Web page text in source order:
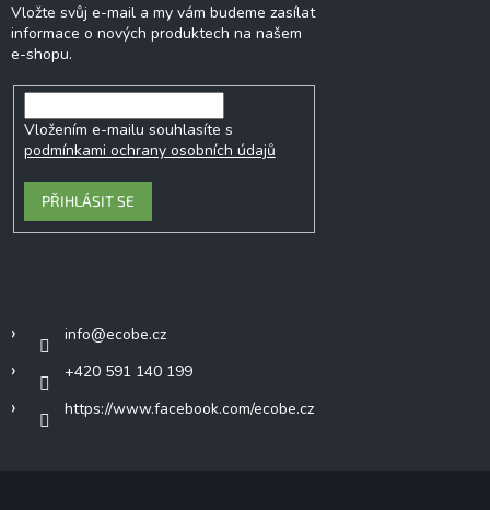
Vložte svůj e-mail a my vám budeme zasílat
informace o nových produktech na našem
e-shopu.
Vložením e-mailu souhlasíte s
podmínkami ochrany osobních údajů
PŘIHLÁSIT SE
info@ecobe.cz
+420 591 140 199
https://www.facebook.com/ecobe.cz